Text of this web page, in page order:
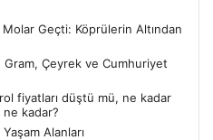
Molar Geçti: Köprülerin Altından
Gram, Çeyrek ve Cumhuriyet
fiyatları düştü mü, ne kadar
kadar?
Alanları